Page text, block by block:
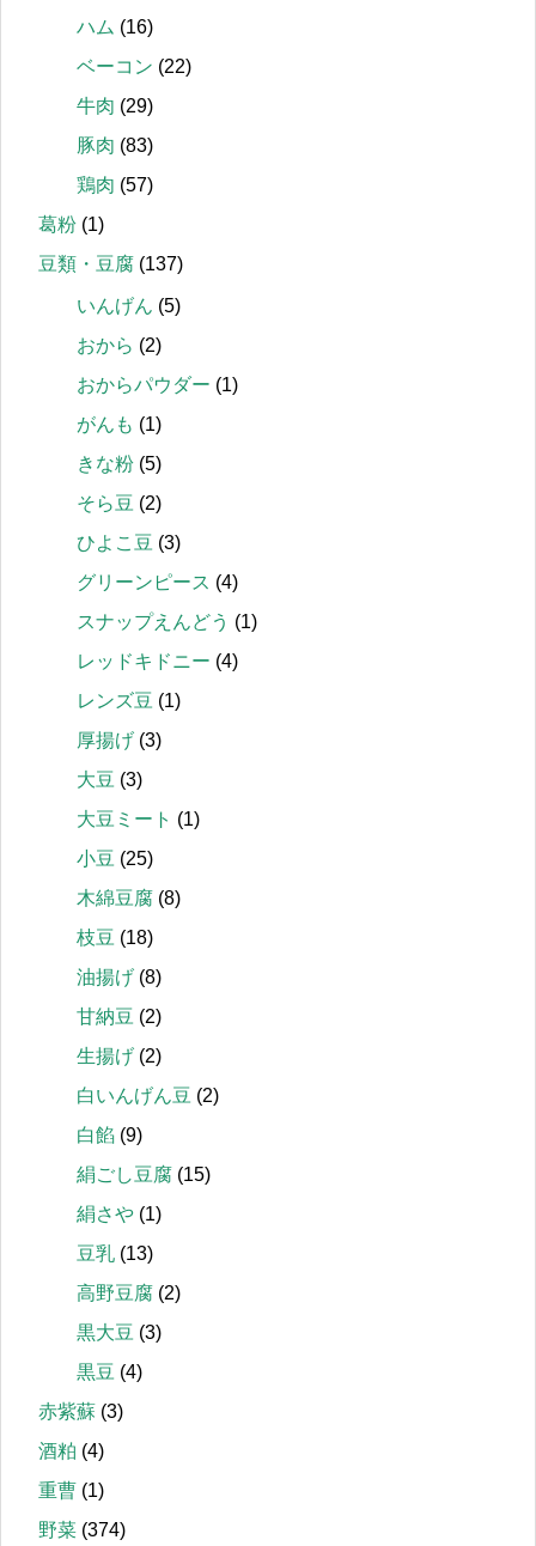
ハム (16)
ベーコン (22)
牛肉 (29)
豚肉 (83)
鶏肉 (57)
葛粉 (1)
豆類・豆腐 (137)
いんげん (5)
おから (2)
おからパウダー (1)
がんも (1)
きな粉 (5)
そら豆 (2)
ひよこ豆 (3)
グリーンピース (4)
スナップえんどう (1)
レッドキドニー (4)
レンズ豆 (1)
厚揚げ (3)
大豆 (3)
大豆ミート (1)
小豆 (25)
木綿豆腐 (8)
枝豆 (18)
油揚げ (8)
甘納豆 (2)
生揚げ (2)
白いんげん豆 (2)
白餡 (9)
絹ごし豆腐 (15)
絹さや (1)
豆乳 (13)
高野豆腐 (2)
黒大豆 (3)
黒豆 (4)
赤紫蘇 (3)
酒粕 (4)
重曹 (1)
野菜 (374)